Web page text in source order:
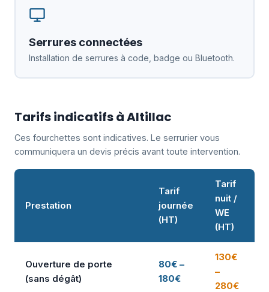
Serrures connectées
Installation de serrures à code, badge ou Bluetooth.
Tarifs indicatifs à Altillac
Ces fourchettes sont indicatives. Le serrurier vous
communiquera un devis précis avant toute intervention.
Prestation
Tarif
journée
(HT)
Tarif
nuit /
WE
(HT)
Ouverture de porte
(sans dégât)
80€ –
180€
130€
–
280€